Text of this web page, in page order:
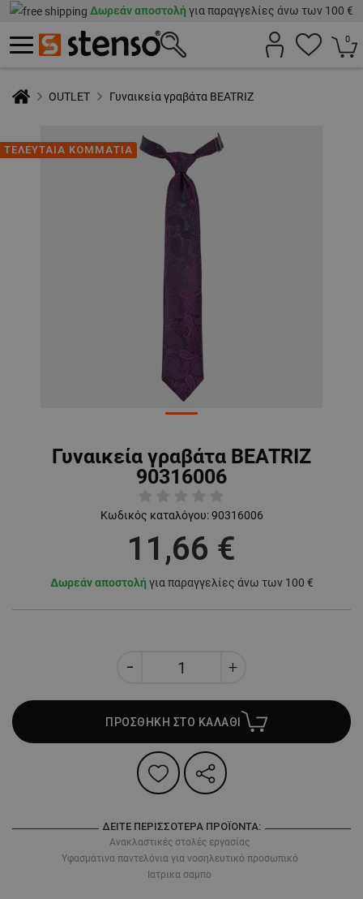
Δωρεάν αποστολή για παραγγελίες άνω των 100 €
0
OUTLET Γυναικεία γραβάτα BEATRIZ
ΤΕΛΕΥΤΑΙΑ ΚΟΜΜΑΤΙΑ
Γυναικεία γραβάτα BEATRIZ
90316006
Κωδικός καταλόγου: 90316006
11,66 €
Δωρεάν αποστολή για παραγγελίες άνω των 100 €
ΠΡΟΣΘΗΚΗ ΣΤΟ ΚΑΛΑΘΙ
ΔΕΊΤΕ ΠΕΡΙΣΣΌΤΕΡΑ ΠΡΟΪΌΝΤΑ:
Ανακλαστικές στολές εργασίας
Υφασμάτινα παντελόνια για νοσηλευτικό προσωπικό
Ιατρικα σαμπο